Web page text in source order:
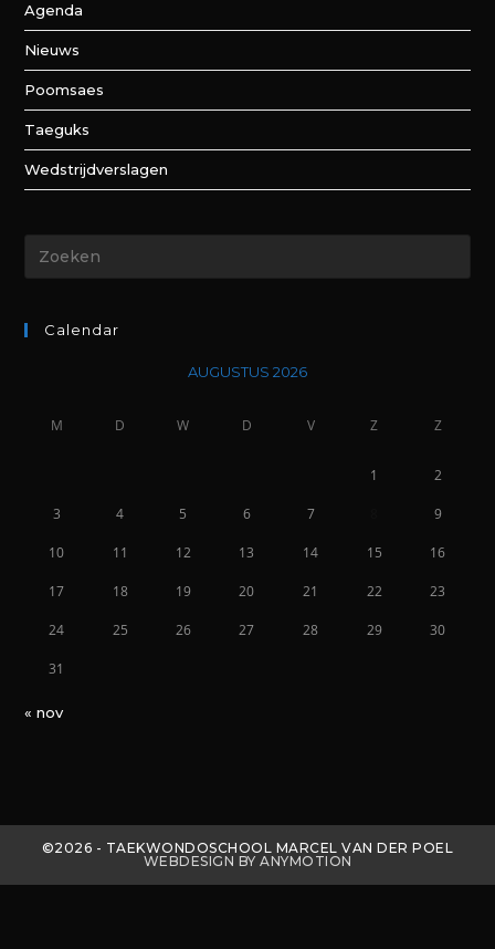
Agenda
Nieuws
Poomsaes
Taeguks
Wedstrijdverslagen
Calendar
AUGUSTUS 2026
M D W D V Z Z
1 2
3 4 5 6 7 9
10 11 12 13 14 15 16
17 18 19 20 21 22 23
24 25 26 27 28 29 30
31
« nov
©2026 - TAEKWONDOSCHOOL MARCEL VAN DER POEL
WEBDESIGN BY ANYMOTION